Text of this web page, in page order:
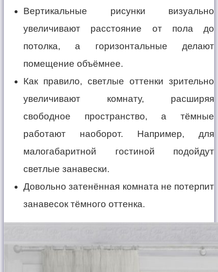
Вертикальные рисунки визуально
увеличивают расстояние от пола до
потолка, а горизонтальные делают
помещение объёмнее.
Как правило, светлые оттенки зрительно
увеличивают комнату, расширяя
свободное пространство, а тёмные
работают наоборот. Например, для
малогабаритной гостиной подойдут
светлые занавески.
Довольно затенённая комната не потерпит
занавесок тёмного оттенка.